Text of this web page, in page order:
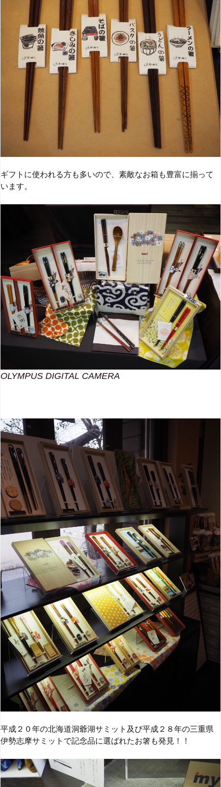
ギフトに使われる方も多いので、素敵なお箱も豊富に揃って
います。
OLYMPUS DIGITAL CAMERA
平成２０年の北海道洞爺湖サミット及び平成２８年の三重県
伊勢志摩サミットで記念品に選ばれたお箸も発見！！